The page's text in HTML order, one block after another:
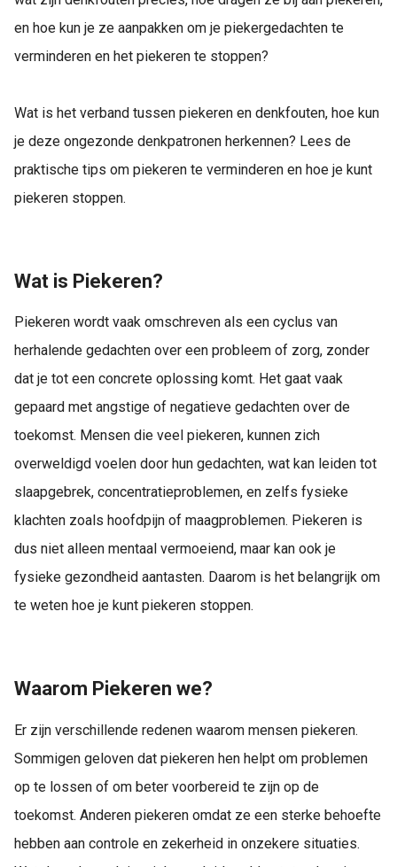
en hoe kun je ze aanpakken om je piekergedachten te
verminderen en het piekeren te stoppen?
Wat is het verband tussen piekeren en denkfouten, hoe kun
je deze ongezonde denkpatronen herkennen? Lees de
praktische tips om piekeren te verminderen en hoe je kunt
piekeren stoppen.
Wat is Piekeren?
Piekeren wordt vaak omschreven als een cyclus van
herhalende gedachten over een probleem of zorg, zonder
dat je tot een concrete oplossing komt. Het gaat vaak
gepaard met angstige of negatieve gedachten over de
toekomst. Mensen die veel piekeren, kunnen zich
overweldigd voelen door hun gedachten, wat kan leiden tot
slaapgebrek, concentratieproblemen, en zelfs fysieke
klachten zoals hoofdpijn of maagproblemen. Piekeren is
dus niet alleen mentaal vermoeiend, maar kan ook je
fysieke gezondheid aantasten. Daarom is het belangrijk om
te weten hoe je kunt piekeren stoppen.
Waarom Piekeren we?
Er zijn verschillende redenen waarom mensen piekeren.
Sommigen geloven dat piekeren hen helpt om problemen
op te lossen of om beter voorbereid te zijn op de
toekomst. Anderen piekeren omdat ze een sterke behoefte
hebben aan controle en zekerheid in onzekere situaties.